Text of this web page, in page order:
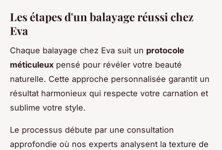
Les étapes d'un balayage réussi chez
Eva
Chaque balayage chez Eva suit un protocole
méticuleux pensé pour révéler votre beauté
naturelle. Cette approche personnalisée garantit un
résultat harmonieux qui respecte votre carnation et
sublime votre style.
Le processus débute par une consultation
approfondie où nos experts analysent la texture de